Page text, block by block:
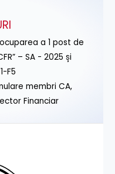
a 1 post de
– SA - 2025 și
F5
membri CA,
Financiar